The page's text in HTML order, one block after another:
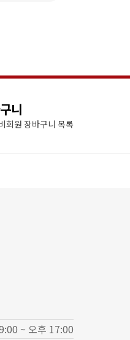
니
회원 장바구니 목록
~ 오후 17:00